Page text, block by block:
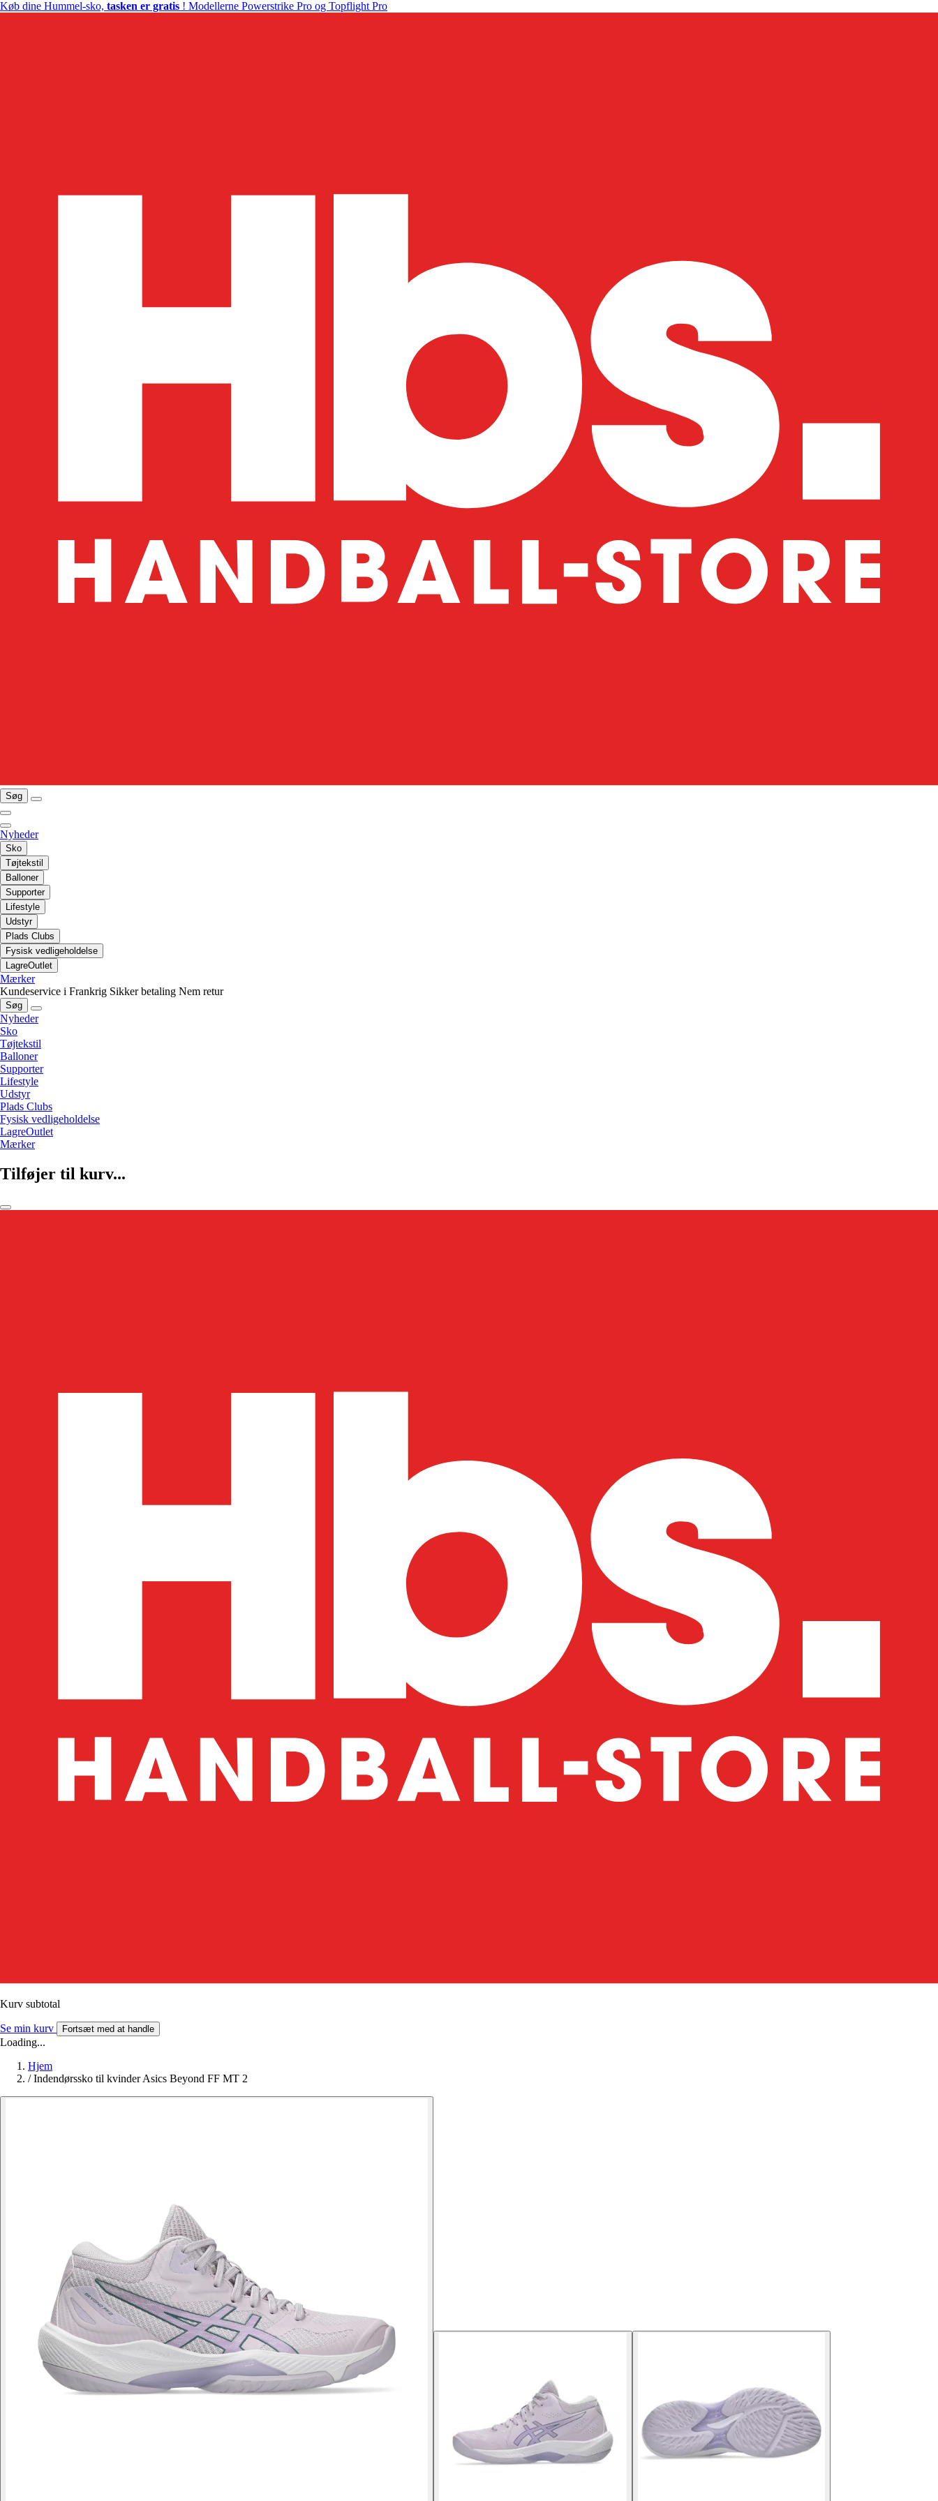
Køb dine Hummel-sko, tasken er gratis ! Modellerne Powerstrike Pro og Topflight Pro
Søg
Nyheder
Sko
Tøjtekstil
Balloner
Supporter
Lifestyle
Udstyr
Plads Clubs
Fysisk vedligeholdelse
LagreOutlet
Mærker
Kundeservice i Frankrig Sikker betaling Nem retur
Søg
Nyheder
Sko
Tøjtekstil
Balloner
Supporter
Lifestyle
Udstyr
Plads Clubs
Fysisk vedligeholdelse
LagreOutlet
Mærker
Tilføjer til kurv...
Kurv subtotal
Se min kurv Fortsæt med at handle
Loading...
Hjem
/ Indendørssko til kvinder Asics Beyond FF MT 2